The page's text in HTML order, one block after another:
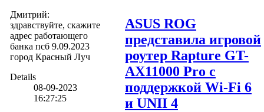
Дмитрий:
здравствуйте, скажите
адрес работающего
банка псб 9.09.2023
город Красный Луч
Details
08-09-2023
16:27:25
ASUS ROG
представила игровой
роутер Rapture GT-
AX11000 Pro с
поддержкой Wi-Fi 6
и UNII 4